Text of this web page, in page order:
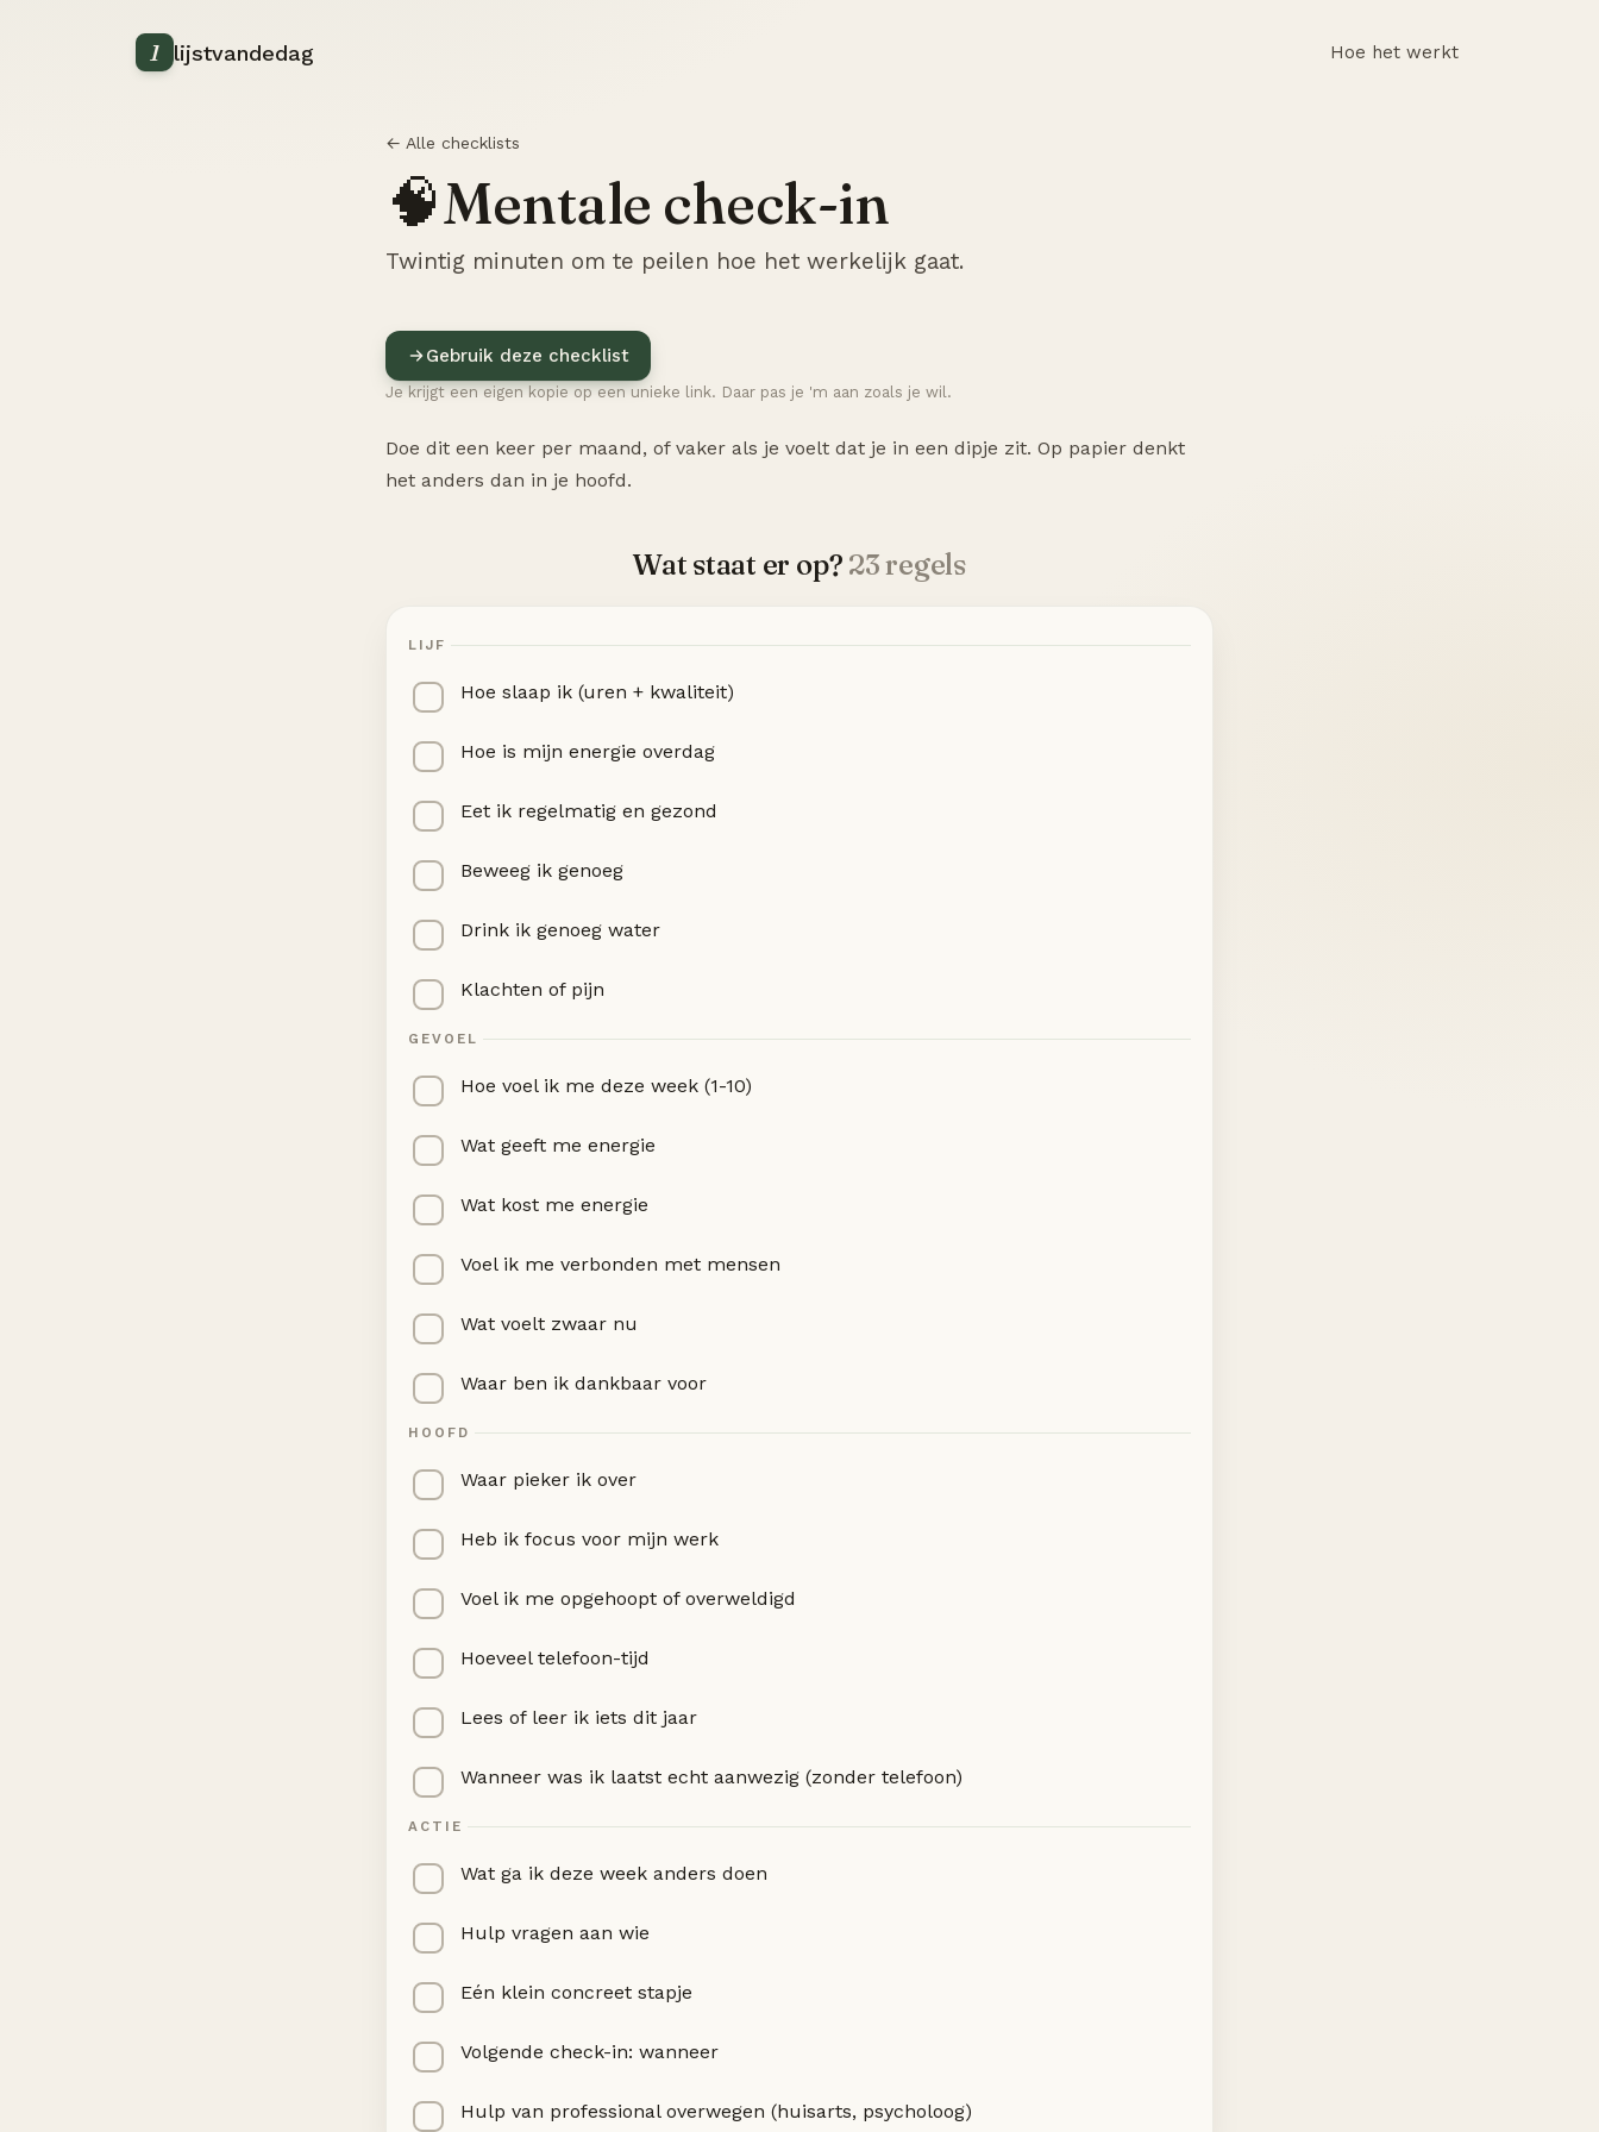
1 lijstvandedag Hoe het werkt
← Alle checklists
🧠Mentale check-in
Twintig minuten om te peilen hoe het werkelijk gaat.
Gebruik deze checklist
Je krijgt een eigen kopie op een unieke link. Daar pas je 'm aan zoals je wil.
Doe dit een keer per maand, of vaker als je voelt dat je in een dipje zit. Op papier denkt
het anders dan in je hoofd.
Wat staat er op? 23 regels
LIJF
Hoe slaap ik (uren + kwaliteit)
Hoe is mijn energie overdag
Eet ik regelmatig en gezond
Beweeg ik genoeg
Drink ik genoeg water
Klachten of pijn
GEVOEL
Hoe voel ik me deze week (1-10)
Wat geeft me energie
Wat kost me energie
Voel ik me verbonden met mensen
Wat voelt zwaar nu
Waar ben ik dankbaar voor
HOOFD
Waar pieker ik over
Heb ik focus voor mijn werk
Voel ik me opgehoopt of overweldigd
Hoeveel telefoon-tijd
Lees of leer ik iets dit jaar
Wanneer was ik laatst echt aanwezig (zonder telefoon)
ACTIE
Wat ga ik deze week anders doen
Hulp vragen aan wie
Eén klein concreet stapje
Volgende check-in: wanneer
Hulp van professional overwegen (huisarts, psycholoog)